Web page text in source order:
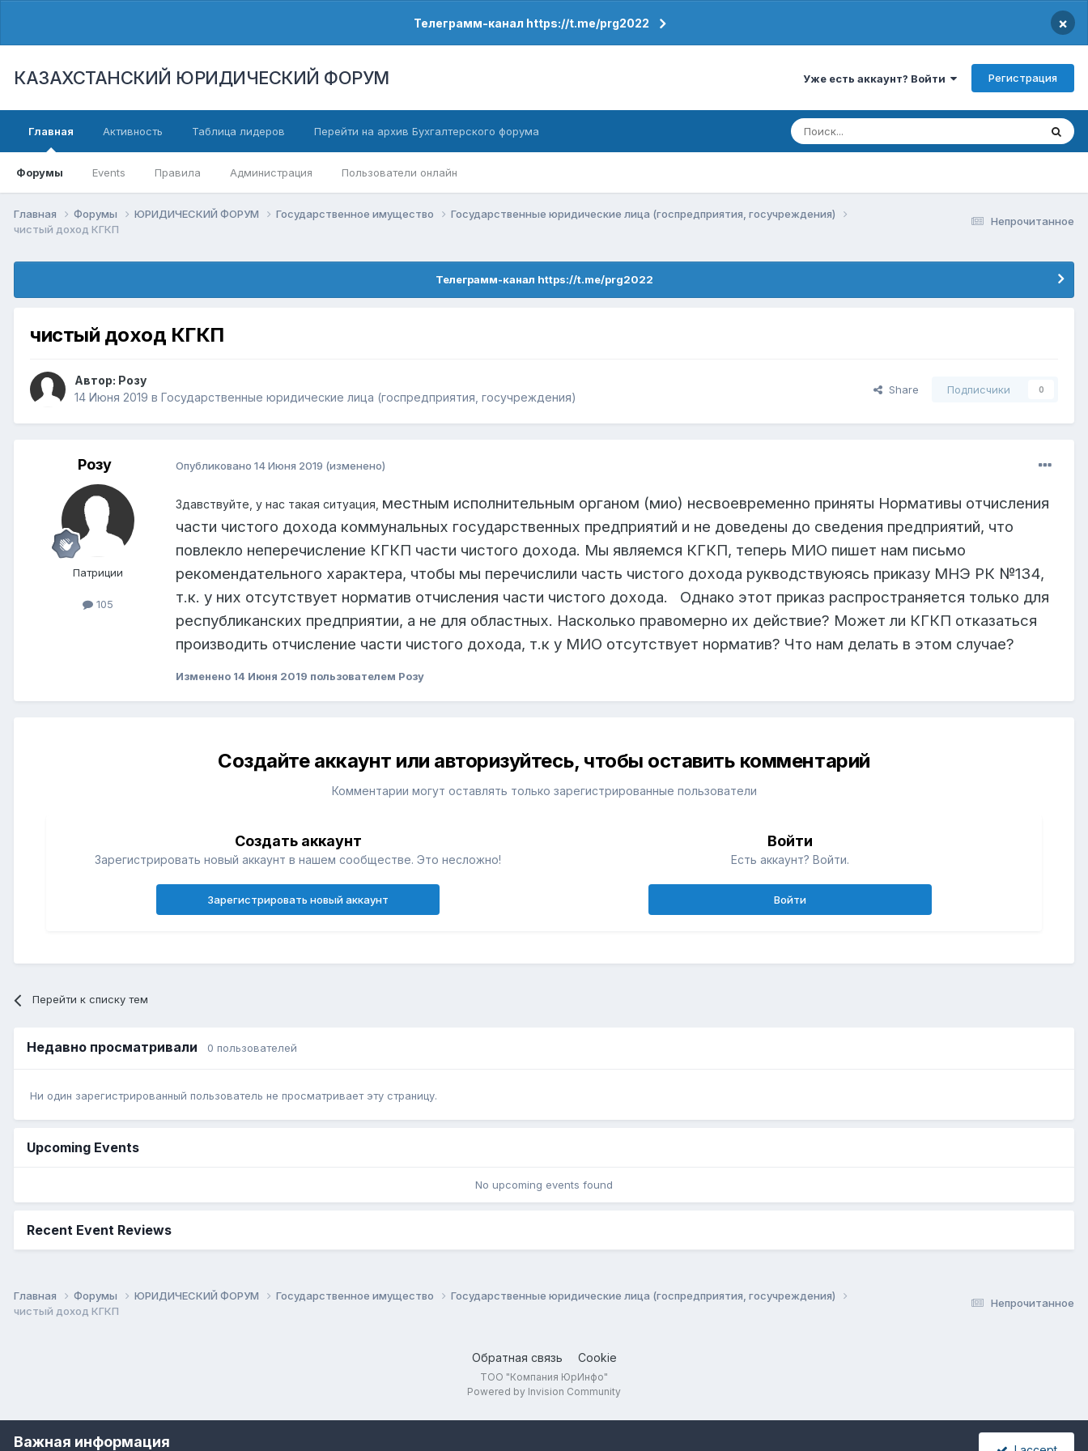
Телеграмм-канал https://t.me/prg2022 ×
КАЗАХСТАНСКИЙ ЮРИДИЧЕСКИЙ ФОРУМ Уже есть аккаунт? Войти Регистрация
Главная
Форумы Events Правила Администрация Пользователи онлайн
Активность Таблица лидеров Перейти на архив Бухгалтерского форума
Непрочитанное
Главная Форумы ЮРИДИЧЕСКИЙ ФОРУМ Государственное имущество
Государственные юридические лица (госпредприятия, госучреждения)
чистый доход КГКП
Телеграмм-канал https://t.me/prg2022
чистый доход КГКП
Автор: Розу
14 Июня 2019 в Государственные юридические лица (госпредприятия, госучреждения)
Share Подписчики 0
Розу
Патриции
105
Опубликовано 14 Июня 2019 (изменено)
Здавствуйте, у нас такая ситуация, местным исполнительным органом (мио) несвоевременно приняты Нормативы отчисления
части чистого дохода коммунальных государственных предприятий и не доведены до сведения предприятий, что
повлекло неперечисление КГКП части чистого дохода. Мы являемся КГКП, теперь МИО пишет нам письмо
рекомендательного характера, чтобы мы перечислили часть чистого дохода рукводствуюясь приказу МНЭ РК №134,
т.к. у них отсутствует норматив отчисления части чистого дохода.
Однако этот приказ распространяется только для
республиканских предприятии, а не для областных. Насколько правомерно их действие? Может ли КГКП отказаться
производить отчисление части чистого дохода, т.к у МИО отсутствует норматив? Что нам делать в этом случае?
Изменено 14 Июня 2019 пользователем Розу
Создайте аккаунт или авторизуйтесь, чтобы оставить комментарий
Комментарии могут оставлять только зарегистрированные пользователи
Создать аккаунт
Зарегистрировать новый аккаунт в нашем сообществе. Это несложно!
Зарегистрировать новый аккаунт
Войти
Есть аккаунт? Войти.
Войти
Перейти к списку тем
Недавно просматривали 0 пользователей
Ни один зарегистрированный пользователь не просматривает эту страницу.
Upcoming Events
No upcoming events found
Recent Event Reviews
Непрочитанное
Главная Форумы ЮРИДИЧЕСКИЙ ФОРУМ Государственное имущество
Государственные юридические лица (госпредприятия, госучреждения)
чистый доход КГКП
Обратная связь Cookie
ТОО "Компания ЮрИнфо"
Powered by Invision Community
Важная информация